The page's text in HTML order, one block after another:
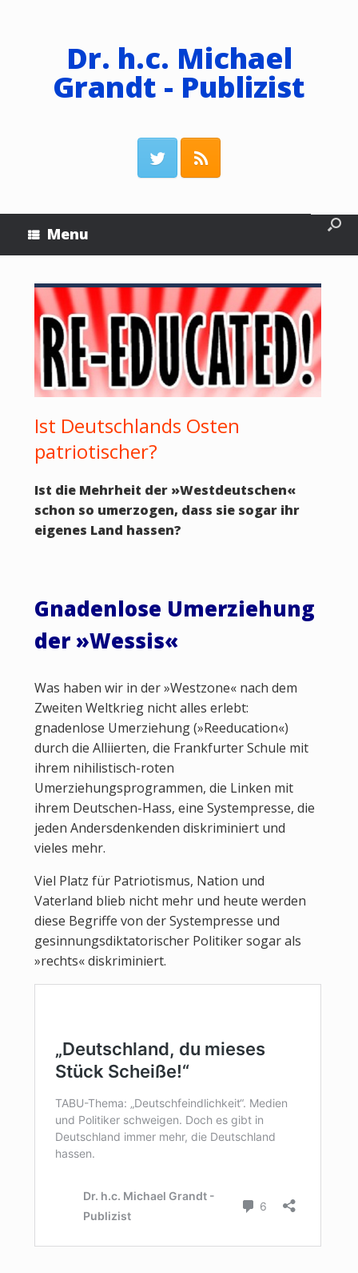
Dr. h.c. Michael
Grandt - Publizist
Menu
Ist Deutschlands Osten
patriotischer?
Ist die Mehrheit der »Westdeutschen«
schon so umerzogen, dass sie sogar ihr
eigenes Land hassen?
Gnadenlose Umerziehung
der »Wessis«
Was haben wir in der »Westzone« nach dem
Zweiten Weltkrieg nicht alles erlebt:
gnadenlose Umerziehung (»Reeducation«)
durch die Alliierten, die Frankfurter Schule mit
ihrem nihilistisch-roten
Umerziehungsprogrammen, die Linken mit
ihrem Deutschen-Hass, eine Systempresse, die
jeden Andersdenkenden diskriminiert und
vieles mehr.
Viel Platz für Patriotismus, Nation und
Vaterland blieb nicht mehr und heute werden
diese Begriffe von der Systempresse und
gesinnungsdiktatorischer Politiker sogar als
»rechts« diskriminiert.